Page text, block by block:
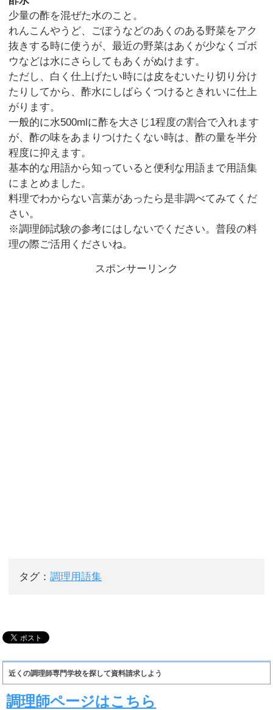
少量の酢を混ぜた水のこと。
れんこんやうど、ごぼうなどのあくのある野菜をアク
抜きする時に使うが、最近の野菜はあくが少なくゴボ
ウなどは水にさらしてもあくがぬけます。
ただし、白く仕上げたい時には皮をむいたり切り分け
たりしてから、酢水にしばらくつけるときれいに仕上
がります。
一般的に水500mlに酢を大さじ1程度の割合で入れます
が、酢の味をあまりつけたくない時は、酢の量を半分
程度に抑えます。
基本的な用語から知っていると便利な用語まで用語集
にまとめました。
料理でわからない言葉があったら是非調べてみてくだ
さい。
※調理師試験の参考にはしないでください。普段の料
理の際ご活用くださいね。
スポンサーリンク
タグ：調理用語集
近くの調理師専門学校を探して資料請求しよう
調理師ページはこちら